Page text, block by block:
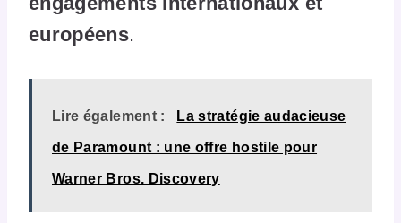
européens.
Lire également : La stratégie audacieuse
de Paramount : une offre hostile pour
Warner Bros. Discovery